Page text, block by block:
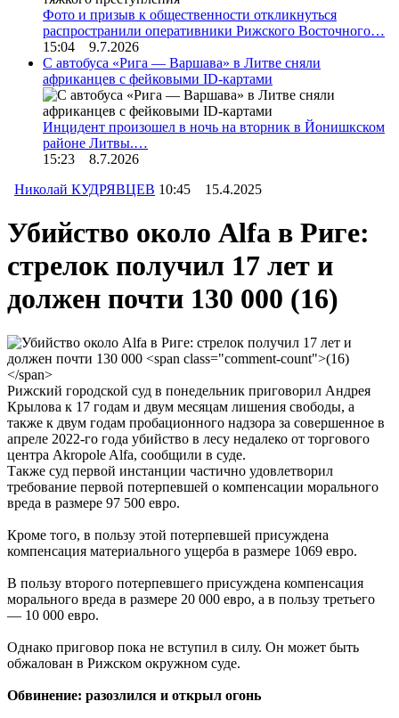
Фото и призыв к общественности откликнуться
распространили оперативники Рижского Восточного…
15:04 9.7.2026
С автобуса «Рига — Варшава» в Литве сняли
африканцев с фейковыми ID-картами
Инцидент произошел в ночь на вторник в Йонишкском
районе Литвы.…
15:23 8.7.2026
Николай КУДРЯВЦЕВ 10:45 15.4.2025
Убийство около Alfa в Риге:
стрелок получил 17 лет и
должен почти 130 000 (16)
Рижский городской суд в понедельник приговорил Андрея
Крылова к 17 годам и двум месяцам лишения свободы, а
также к двум годам пробационного надзора за совершенное в
апреле 2022-го года убийство в лесу недалеко от торгового
центра Akropole Alfa, сообщили в суде.
Также суд первой инстанции частично удовлетворил
требование первой потерпевшей о компенсации морального
вреда в размере 97 500 евро.
Кроме того, в пользу этой потерпевшей присуждена
компенсация материального ущерба в размере 1069 евро.
В пользу второго потерпевшего присуждена компенсация
морального вреда в размере 20 000 евро, а в пользу третьего
— 10 000 евро.
Однако приговор пока не вступил в силу. Он может быть
обжалован в Рижском окружном суде.
Обвинение: разозлился и открыл огонь